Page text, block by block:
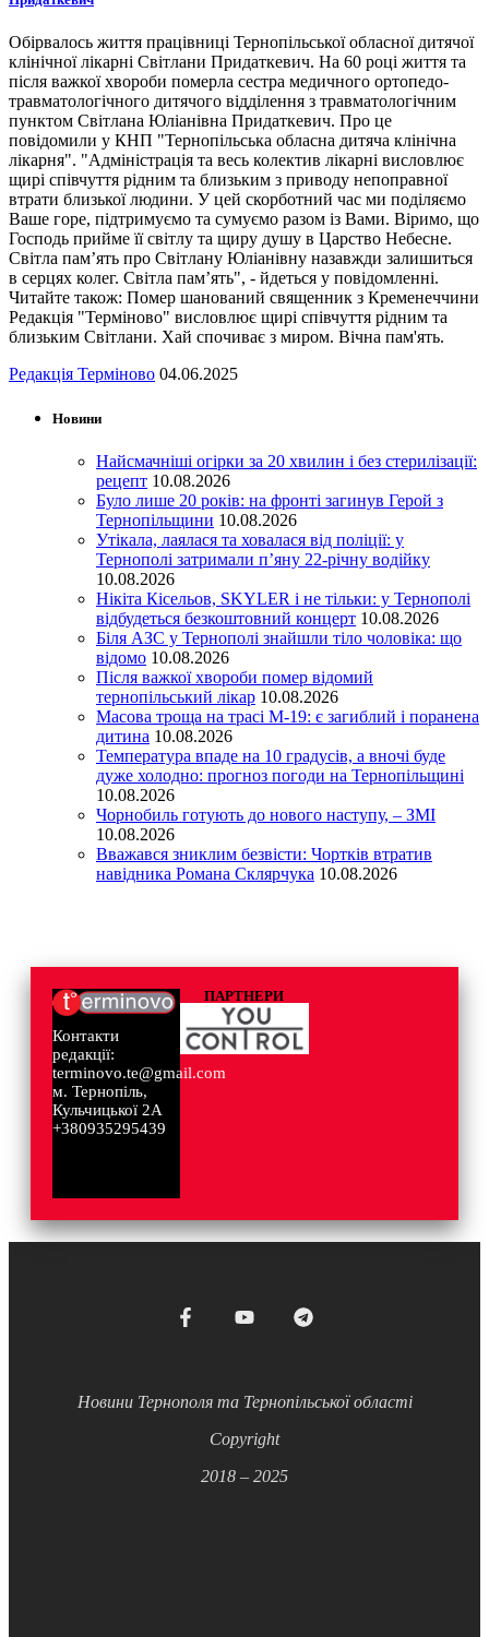
Обірвалось життя працівниці Тернопільської обласної дитячої
клінічної лікарні Світлани Придаткевич. На 60 році життя та
після важкої хвороби померла сестра медичного ортопедо-
травматологічного дитячого відділення з травматологічним
пунктом Світлана Юліанівна Придаткевич. Про це
повідомили у КНП "Тернопільська обласна дитяча клінічна
лікарня". "Адміністрація та весь колектив лікарні висловлює
щирі співчуття рідним та близьким з приводу непоправної
втрати близької людини. У цей скорботний час ми поділяємо
Ваше горе, підтримуємо та сумуємо разом із Вами. Віримо, що
Господь прийме її світлу та щиру душу в Царство Небесне.
Світла пам’ять про Світлану Юліанівну назавжди залишиться
в серцях колег. Світла пам’ять", - йдеться у повідомленні.
Читайте також: Помер шанований священник з Кременеччини
Редакція "Терміново" висловлює щирі співчуття рідним та
близьким Світлани. Хай спочиває з миром. Вічна пам'ять.
Редакція Терміново 04.06.2025
Новини
Найсмачніші огірки за 20 хвилин і без стерилізації:
рецепт 10.08.2026
Було лише 20 років: на фронті загинув Герой з
Тернопільщини 10.08.2026
Утікала, лаялася та ховалася від поліції: у
Тернополі затримали п’яну 22-річну водійку
10.08.2026
Нікіта Кісельов, SKYLER і не тільки: у Тернополі
відбудеться безкоштовний концерт 10.08.2026
Біля АЗС у Тернополі знайшли тіло чоловіка: що
відомо 10.08.2026
Після важкої хвороби помер відомий
тернопільський лікар 10.08.2026
Масова троща на трасі М-19: є загиблий і поранена
дитина 10.08.2026
Температура впаде на 10 градусів, а вночі буде
дуже холодно: прогноз погоди на Тернопільщині
10.08.2026
Чорнобиль готують до нового наступу, – ЗМІ
10.08.2026
Вважався зниклим безвісти: Чортків втратив
навідника Романа Склярчука 10.08.2026
Контакти
редакції:
terminovo.te@gmail.com
м. Тернопіль,
Кульчицької 2А
+380935295439
ПАРТНЕРИ
Новини Тернополя та Тернопільської області
Copyright
2018 – 2025